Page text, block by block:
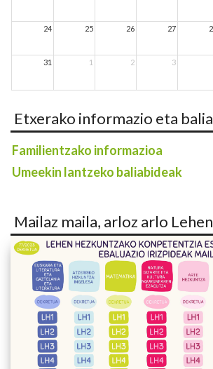
24 25 26 27
31 1 2 3
Etxerako informazio eta
Familientzako informazioa
Umeekin lantzeko baliabideak
Mailaz maila, arloz arlo